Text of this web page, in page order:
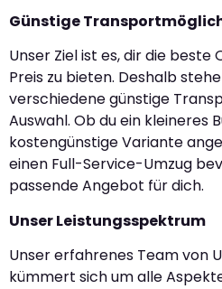
Günstige
Unser Ziel ist es, dir die
Preis zu bieten. Deshalb
verschiedene günstige
Auswahl. Ob du ein kleineres
kostengünstige Variante
einen Full-Service-Umzug
passende Angebot für dich.
Unser Leistungsspektrum
Unser erfahrenes Team von
kümmert sich um alle